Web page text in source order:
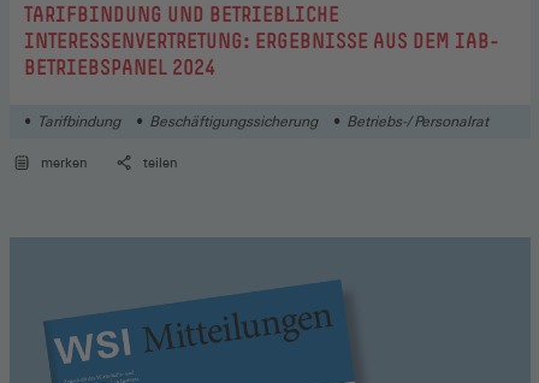
:
TARIFBINDUNG UND BETRIEBLICHE
INTERESSENVERTRETUNG: ERGEBNISSE AUS DEM IAB-
BETRIEBSPANEL 2024
Tarifbindung Beschäftigungssicherung Betriebs-/ Personalrat
merken teilen